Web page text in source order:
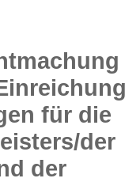
für die
der
der